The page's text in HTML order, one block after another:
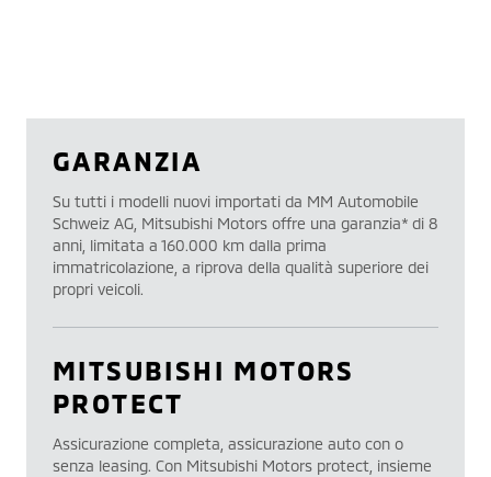
GARANZIA
Su tutti i modelli nuovi importati da MM Automobile
Schweiz AG, Mitsubishi Motors offre una garanzia* di 8
anni, limitata a 160.000 km dalla prima
immatricolazione, a riprova della qualità superiore dei
propri veicoli.
MITSUBISHI MOTORS
PROTECT
Assicurazione completa, assicurazione auto con o
senza leasing. Con Mitsubishi Motors protect, insieme